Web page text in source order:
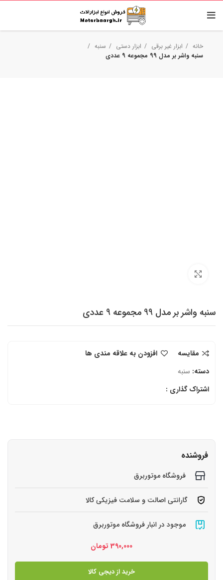
خانه ابزار غیر برقی ابزار دستی
سنبه
سنبه واشر بر مدل 99 مجموعه 9 عددی
سنبه واشر بر مدل 99 مجموعه 9 عددی
مقایسه
افزودن به علاقه مندی ها
دسته: سنبه
اشتراک گذاری :
فروشنده
فروشگاه موتوربرق
گارانتی اصالت و سلامت فیزیکی کالا
موجود در انبار فروشگاه موتوربرق
390,000 تومان
خرید از دیجی کالا